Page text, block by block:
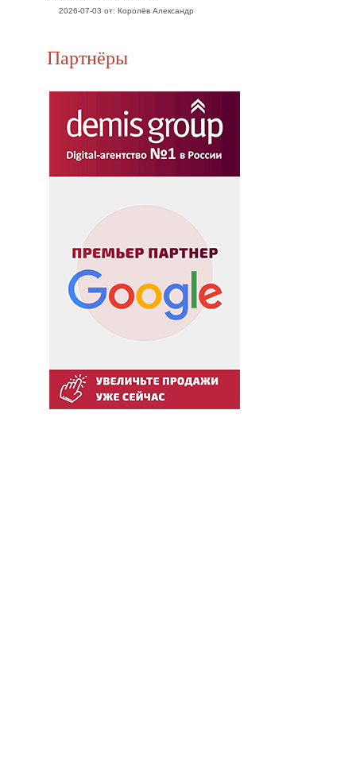
2026-07-03 от: Королёв Александр
Партнёры